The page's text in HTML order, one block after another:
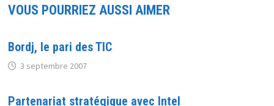
VOUS POURRIEZ AUSSI AIMER
Bordj, le pari des TIC
3 septembre 2007
Partenariat stratégique avec Intel